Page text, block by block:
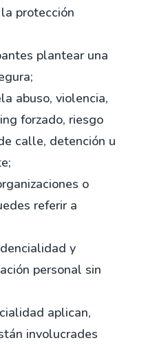
protección
plantear una
abuso, violencia,
forzado, riesgo
calle, detención u
o
referir a
y
personal sin
aplican,
involucrades